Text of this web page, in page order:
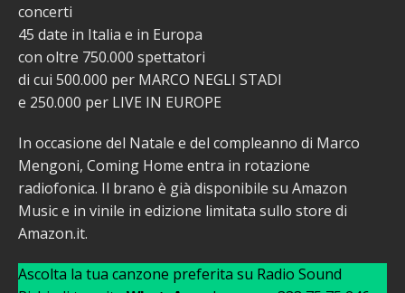
concerti
45 date in Italia e in Europa
con oltre 750.000 spettatori
di cui 500.000 per MARCO NEGLI STADI
e 250.000 per LIVE IN EUROPE
In occasione del Natale e del compleanno di Marco
Mengoni, Coming Home entra in rotazione
radiofonica. Il brano è già disponibile su Amazon
Music e in vinile in edizione limitata sullo store di
Amazon.it.
Ascolta la tua canzone preferita su Radio Sound